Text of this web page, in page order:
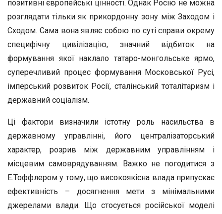
позитивні європейські цінності. Однак Росію не можна
розглядати тільки як прикордонну зону між Заходом і
Сходом. Сама вона являє собою по суті справи окрему
специфічну цивілізацію, значний відбиток на
формування якої наклало татаро-монгольське ярмо,
суперечливий процес формування Московської Русі,
імперський розвиток Росії, сталінський тоталітаризм і
державний соціалізм.
Ці фактори визначили істотну роль насильства в
державному управлінні, його централізаторський
характер, розрив між державним управлінням і
місцевим самоврядуванням. Важко не погодитися з
Е.Тоффлером у тому, що високоякісна влада припускає
ефективність – досягнення мети з мінімальними
джерелами влади. Що стосується російської моделі